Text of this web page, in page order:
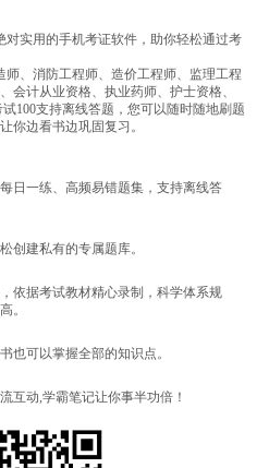
对实用的手机考证软件，助你轻松通过考
师、消防工程师、造价工程师、监理工程
会计从业资格、执业药师、护士资格、
100支持离线答题，您可以随时随地刷题
你边看书边巩固复习。
日一练、高频易错题集，支持离线答
创建私有的专属题库。
依据考试教材精心录制，科学体系规
。
也可以掌握全部的知识点。
互动,学霸笔记让你事半功倍！